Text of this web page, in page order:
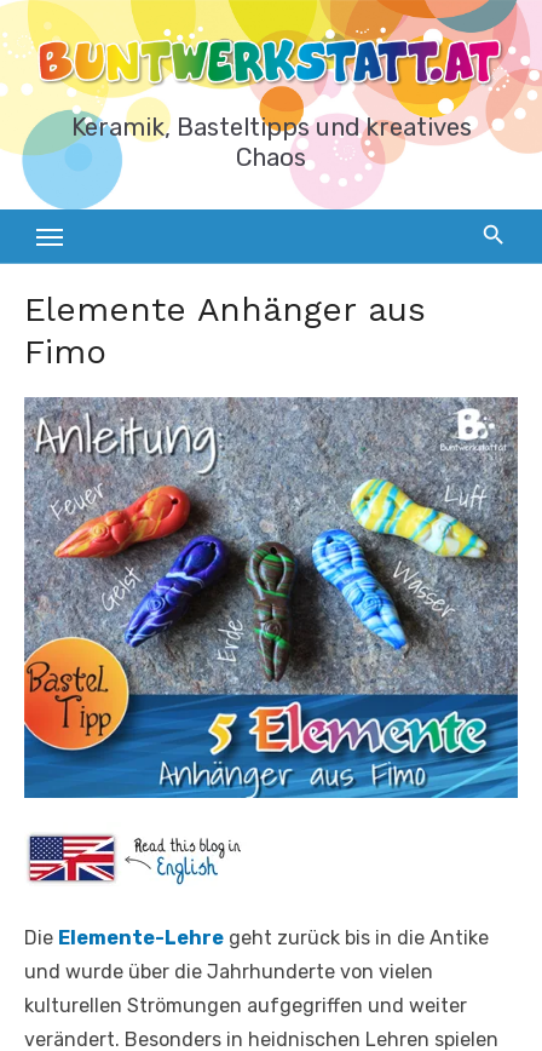
Zum
Inhalt
springen
Keramik, Basteltipps und kreatives
Chaos
Elemente Anhänger aus
Fimo
Die Elemente-Lehre geht zurück bis in die Antike
und wurde über die Jahrhunderte von vielen
kulturellen Strömungen aufgegriffen und weiter
verändert. Besonders in heidnischen Lehren spielen